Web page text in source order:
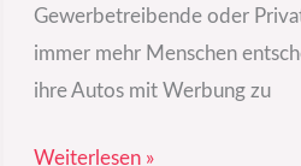
Gewerbetreibende oder
immer mehr Menschen
ihre Autos mit Werbung zu
Weiterlesen »